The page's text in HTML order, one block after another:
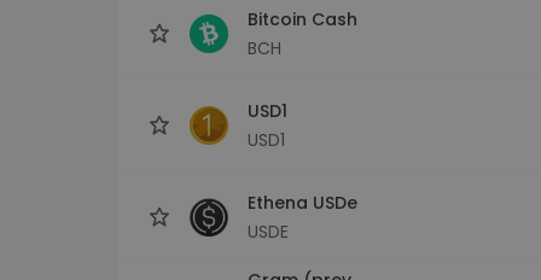
Bitcoin Cash
BCH
USD1
USD1
Ethena USDe
USDE